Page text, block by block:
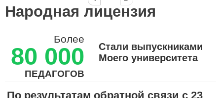
стала внедрять в работу, вводя в ступор коллег. За
эти годы нашей дружбы ты давал мне креативные
идеи, заставлял думать, двигаться дальше
учителей объединяет крыша твоего университета!!!
Суханова Светлана Вячеславовна,
воспитатель ДО-2, ГБОУ Школа №657 г.
Москва
педагогам шагать в ногу со временем! Здесь каждый
Народная лицензия
Более
80 000
ПЕДАГОГОВ
Стали выпускниками
Моего университета
По результатам обратной связи с 23